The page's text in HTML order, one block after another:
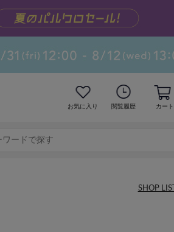
お気に入り 閲覧履歴 カート
SHOP LIST